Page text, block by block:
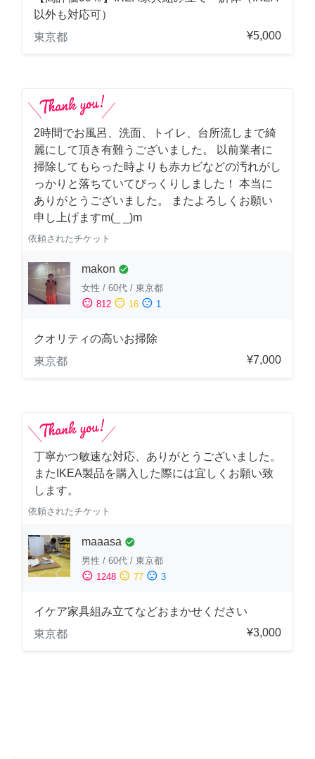
以外も対応可）
東京都
¥5,000
2時間でお風呂、洗面、トイレ、台所流しまで綺
麗にして頂き有難うございました。 以前業者に
掃除してもらった時よりも赤カビなどの汚れがし
っかりと落ちていてびっくりしました！ 本当に
ありがとうございました。 またよろしくお願い
申し上げますm(_ _)m
依頼されたチケット
makon check_circle
女性 / 60代 / 東京都
sentiment_satisfied 812 sentiment_neutral 16 sentiment_dissatisfied 1
クオリティの高いお掃除
東京都
¥7,000
丁寧かつ敏速な対応、ありがとうございました。
またIKEA製品を購入した際には宜しくお願い致
します。
依頼されたチケット
maaasa check_circle
男性 / 60代 / 東京都
sentiment_satisfied 1248 sentiment_neutral 77 sentiment_dissatisfied 3
イケア家具組み立てなどおまかせください
東京都
¥3,000